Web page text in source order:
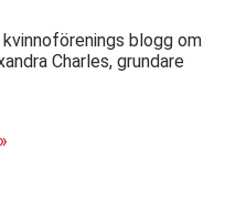
blogg om
Charles, grundare